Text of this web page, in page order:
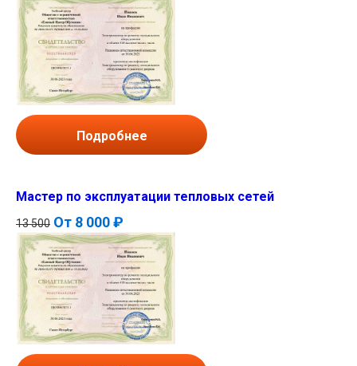
Подробнее
Мастер по эксплуатации тепловых сетей
13 500 От 8 000 ₽